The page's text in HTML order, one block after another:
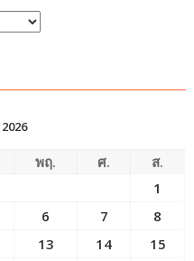
พฤ. ศ.
ส.
1
6 7
8
13 14
15